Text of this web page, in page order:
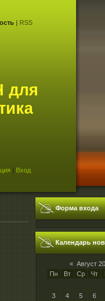
| RSS
для
| Вход
Форма входа
Календарь
« Август
Пн
Вт Ср Чт
3
4 5 6